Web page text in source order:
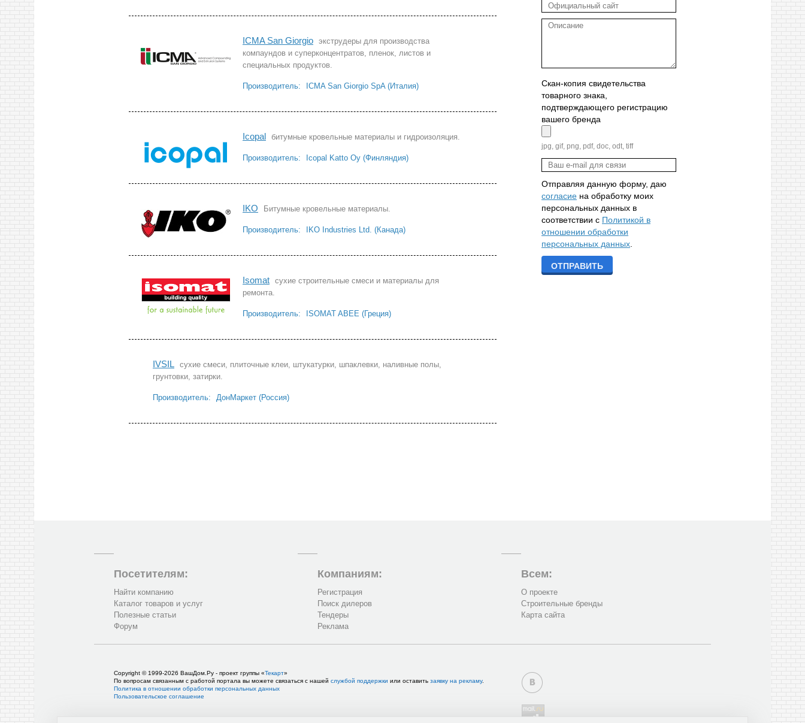
Скан-копия свидетельства
товарного знака,
подтверждающего регистрацию
вашего бренда
jpg, gif, png, pdf, doc, odt, tiff
Отправляя данную форму, даю
согласие на обработку моих
персональных данных в
соответствии с Политикой в
отношении обработки
персональных данных
ICMA San Giorgio экструдеры для производства
компаундов и суперконцентратов, пленок, листов и
специальных продуктов.
Производитель: ICMA San Giorgio SpA (Италия)
Icopal битумные кровельные материалы и гидроизоляция.
Производитель: Icopal Katto Oy (Финляндия)
IKO Битумные кровельные материалы.
Производитель: IKO Industries Ltd. (Канада)
Isomat сухие строительные смеси и материалы для
ремонта.
Производитель: ISOMAT ABEE (Греция)
IVSIL cухие смеси, плиточные клеи, штукатурки, шпаклевки, наливные полы,
грунтовки, затирки.
Производитель: ДонМаркет (Россия)
Посетителям:
Найти компанию
Каталог товаров и услуг
Полезные статьи
Форум
Компаниям:
Регистрация
Поиск дилеров
Тендеры
Реклама
Всем:
О проекте
Строительные бренды
Карта сайта
Copyright © 1999-2026 ВашДом.Ру - проект группы «Текарт»
По вопросам связанным с работой портала вы можете связаться с нашей службой поддержки или оставить заявку на рекламу.
Политика в отношении обработки персональных данных
Пользовательское соглашение